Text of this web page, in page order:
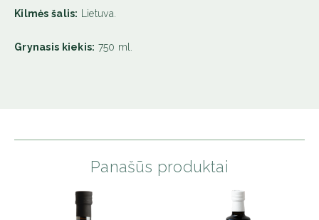
Kilmės šalis: Lietuva.
Grynasis kiekis: 750 ml.
Panašūs produktai